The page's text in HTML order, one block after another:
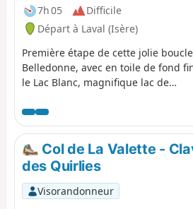
7h 05
Difficile
Départ à Laval (Isère)
Première étape de cette jolie
Belledonne, avec en toile de fond
le Lac Blanc, magnifique lac de
Col de La Valette -
des Quirlies
Visorandonneur